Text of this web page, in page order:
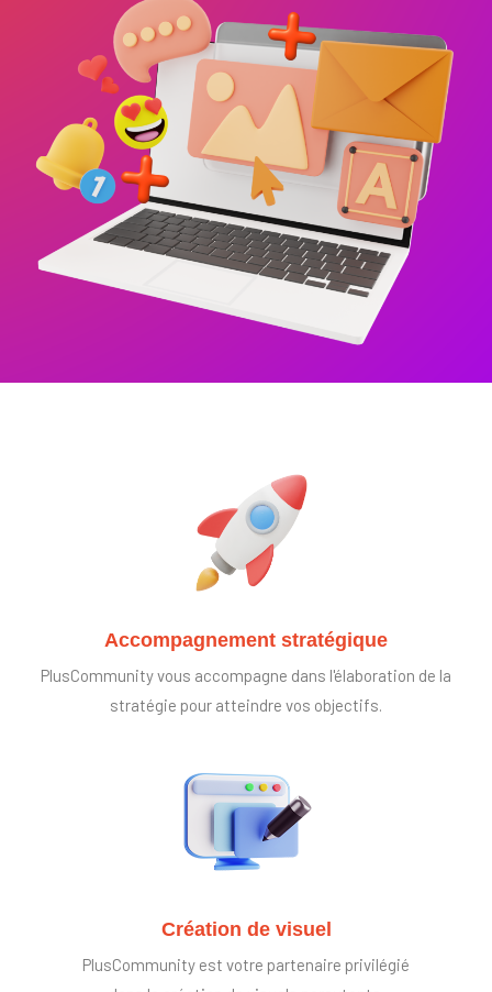
Accompagnement stratégique
PlusCommunity vous accompagne dans l'élaboration de la
stratégie pour atteindre vos objectifs.
Création de visuel
PlusCommunity est votre partenaire privilégié